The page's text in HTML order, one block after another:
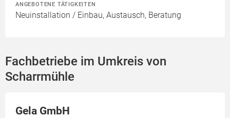
ANGEBOTENE TÄTIGKEITEN
Neuinstallation / Einbau, Austausch, Beratung
Fachbetriebe im Umkreis von
Scharrmühle
Gela GmbH